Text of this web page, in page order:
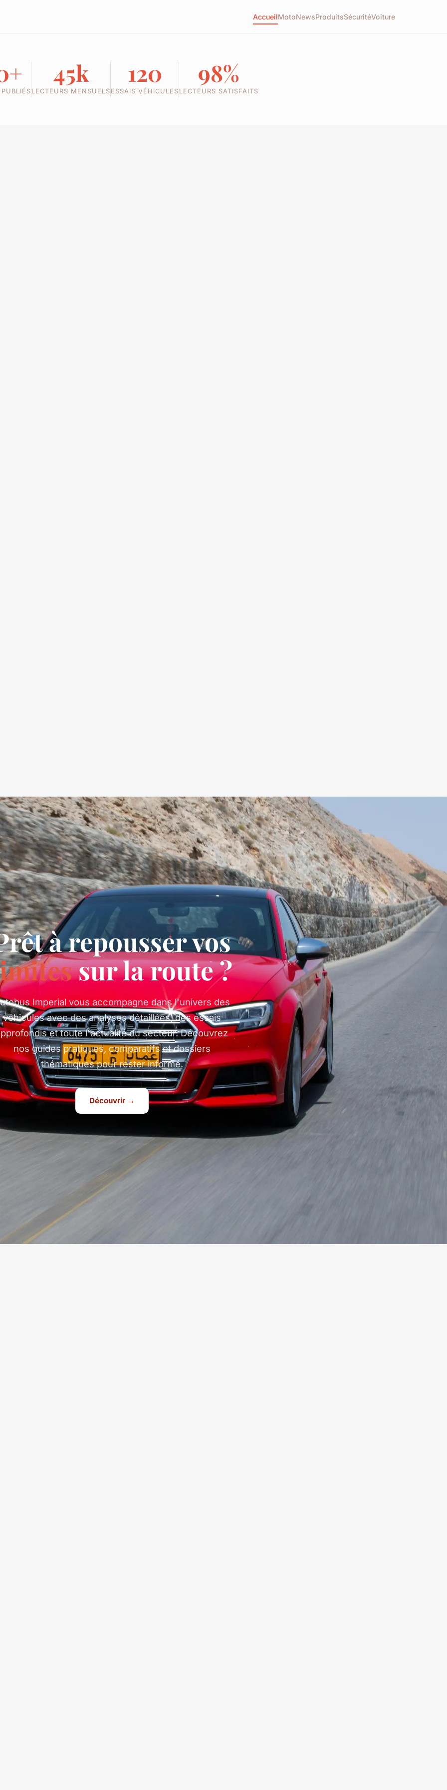
AccueilMotoNewsProduitsSécuritéVoiture
45k
LECTEURS MENSUELS
120
ESSAIS VÉHICULES
98%
LECTEURS SATISFAITS
à repousser vos
sur la route ?
Imperial vous accompagne dans l'univers des
véhicules avec des analyses détaillées, des essais
et toute l'actualité du secteur. Découvrez
nos guides pratiques, comparatifs et dossiers
thématiques pour rester informé.
Découvrir →